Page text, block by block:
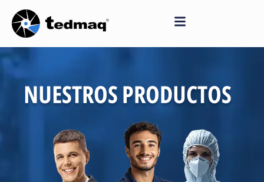
Saltar
al
contenido
NUESTROS PRODUCTOS